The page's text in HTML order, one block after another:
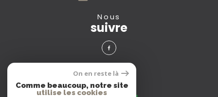
nous
suivre
avis
clients
On en reste là
Comme beaucoup, notre site
utilise les cookies